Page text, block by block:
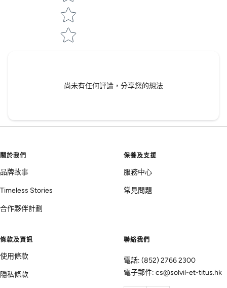
尚未有任何評論，分享您的想法
關於我們
品牌故事
Timeless Stories
合作夥伴計劃
保養及支援
服務中心
常見問題
條款及資訊
使用條款
隱私條款
聯絡我們
電話: (852) 2766 2300
電子郵件: cs@solvil-et-titus.hk